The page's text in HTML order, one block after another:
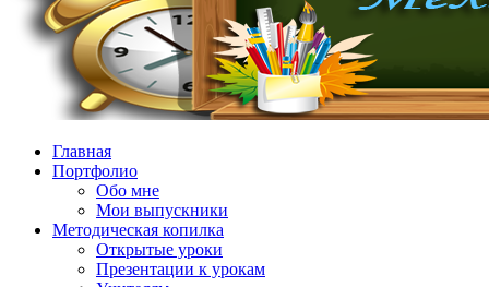
Главная
Портфолио
Обо мне
Мои выпускники
Методическая копилка
Открытые уроки
Презентации к урокам